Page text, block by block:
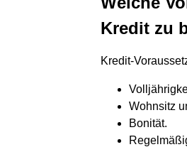
Kredit zu
Kredit-
Wohnsitz
Bonität.